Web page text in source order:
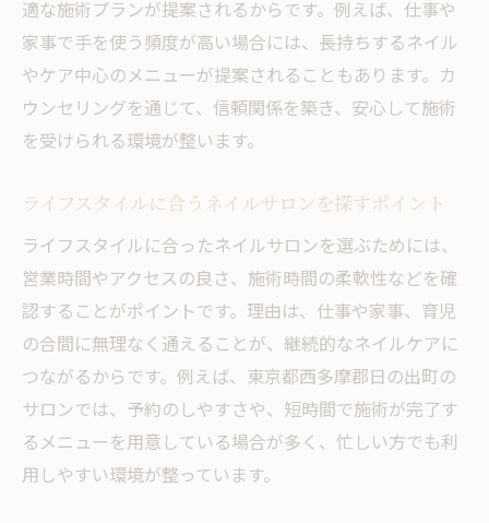
用術
深爪や爪の健康に配慮したケアが充実した理由
爪の悩みを解消するネイルサロンの専門ケ
ア
深爪でも安心なネイルサロンのサポート体
制
健康な爪を育てるネイルサロンの施術内容
ネイルサロンで受けられる保湿と補強の工
夫
ネイルサロン選びで健康面を重視するポイ
ント
適な施術プランが提案されるからです。例えば、仕事や
家事で手を使う頻度が高い場合には、長持ちするネイル
やケア中心のメニューが提案されることもあります。カ
ウンセリングを通じて、信頼関係を築き、安心して施術
を受けられる環境が整います。
ライフスタイルに合うネイルサロンを探すポイント
ライフスタイルに合ったネイルサロンを選ぶためには、
営業時間やアクセスの良さ、施術時間の柔軟性などを確
認することがポイントです。理由は、仕事や家事、育児
の合間に無理なく通えることが、継続的なネイルケアに
つながるからです。例えば、東京都西多摩郡日の出町の
サロンでは、予約のしやすさや、短時間で施術が完了す
るメニューを用意している場合が多く、忙しい方でも利
用しやすい環境が整っています。